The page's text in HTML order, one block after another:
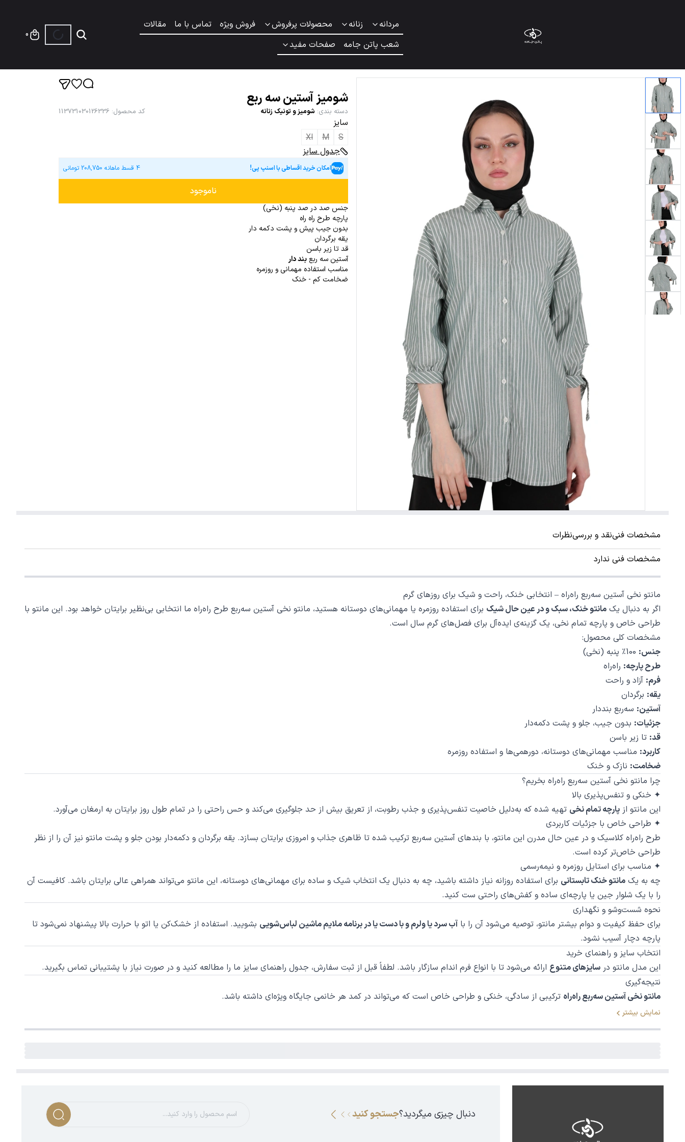
مردانه زنانه محصولات پرفروش فروش ویژه تماس با ما
مقالات
شعب پاتن جامه
صفحات مفید
0
شومیز آستین سه ربع
دسته بندی: شومیز و تونیک زنانه کد محصول:
113731030126336
سایز
S
M
Xl
جدول سایز
امکان خرید اقساطی با اسنپ پی! 4 قسط ماهانه 208,750 تومانی
ناموجود
جنس صد در صد پنبه (نخی)
پارچه طرح راه راه
بدون جیب پیش و پشت دکمه دار
یقه برگردان
قد تا زیر باسن
آستین سه ربعبند دار
مناسب استفاده مهمانی و روزمره
ضخامت کم - خنک
مشخصات فنینقد و بررسینظرات
مشخصات فنی ندارد
مانتو نخی آستین سه‌ربع راه‌راه – انتخابی خنک، راحت و شیک برای روزهای گرم
اگر به دنبال یک مانتو خنک، سبک و در عین حال شیک برای استفاده روزمره یا مهمانی‌های دوستانه هستید، مانتو نخی آستین سه‌ربع طرح راه‌راه ما انتخابی بی‌نظیر برایتان خواهد بود. این مانتو با
طراحی خاص و پارچه تمام نخی، یک گزینه‌ی ایده‌آل برای فصل‌های گرم سال است.
مشخصات کلی محصول:
جنس:
طرح پارچه: راه‌راه
فرم: آزاد و راحت
یقه: برگردان
آستین: سه‌ربع بنددار
جزئیات: بدون جیب، جلو و پشت دکمه‌دار
قد: تا زیر باسن
کاربرد: مناسب مهمانی‌های دوستانه، دورهمی‌ها و استفاده روزمره
ضخامت: نازک و خنک
چرا مانتو نخی آستین سه‌ربع راه‌راه بخریم؟
✦ خنکی و تنفس‌پذیری بالا
این مانتو از پارچه تمام نخی تهیه شده که به‌دلیل خاصیت تنفس‌پذیری و جذب رطوبت، از تعریق بیش از حد جلوگیری می‌کند و حس راحتی را در تمام طول روز برایتان به ارمغان می‌آورد.
✦ طراحی خاص با جزئیات کاربردی
طرح راه‌راه کلاسیک و در عین حال مدرن این مانتو، با بندهای آستین سه‌ربع ترکیب شده تا ظاهری جذاب و امروزی برایتان بسازد. یقه برگردان و دکمه‌دار بودن جلو و پشت مانتو نیز آن را از نظر
طراحی خاص‌تر کرده است.
✦ مناسب برای استایل روزمره و نیمه‌رسمی
چه به یک مانتو خنک تابستانی برای استفاده روزانه نیاز داشته باشید، چه به دنبال یک انتخاب شیک و ساده برای مهمانی‌های دوستانه، این مانتو می‌تواند همراهی عالی برایتان باشد. کافیست آن
را با یک شلوار جین یا پارچه‌ای ساده و کفش‌های راحتی ست کنید.
نحوه شست‌وشو و نگهداری
برای حفظ کیفیت و دوام بیشتر مانتو، توصیه می‌شود آن را با آب سرد یا ولرم و با دست یا در برنامه ملایم ماشین لباس‌شویی بشویید. استفاده از خشک‌کن یا اتو با حرارت بالا پیشنهاد نمی‌شود تا
پارچه دچار آسیب نشود.
انتخاب سایز و راهنمای خرید
این مدل مانتو در سایزهای متنوع ارائه می‌شود تا با انواع فرم اندام سازگار باشد. لطفاً قبل از ثبت سفارش، جدول راهنمای سایز ما را مطالعه کنید و در صورت نیاز با پشتیبانی تماس بگیرید.
نتیجه‌گیری
مانتو نخی آستین سه‌ربع راه‌راه ترکیبی از سادگی، خنکی و طراحی خاص است که می‌تواند در کمد هر خانمی جایگاه ویژه‌ای داشته باشد.
نمایش بیشتر
دنبال چیزی میگردید؟جستجو کنید